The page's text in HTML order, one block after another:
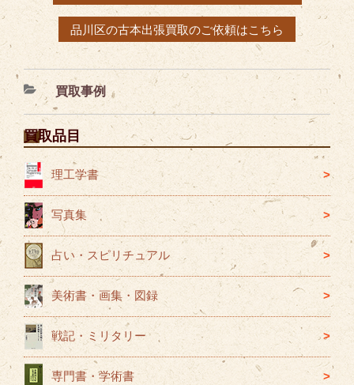
品川区の古本出張買取のご依頼はこちら
カ
テ
ゴ
リ
ー
買取事例
買取品目
理工学書
写真集
占い・スピリチュアル
美術書・画集・図録
戦記・ミリタリー
専門書・学術書